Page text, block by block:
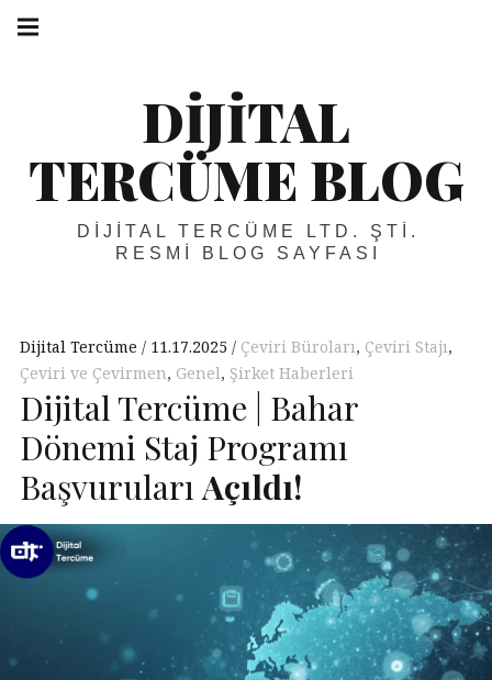
Skip
DIJITAL
TERCÜME BLOG
DIJITAL TERCÜME LTD. ŞTI.
RESMI BLOG SAYFASI
navigation
Dijital Tercüme 11.17.2025 Çeviri Büroları, Çeviri Stajı,
Çeviri ve Çevirmen, Genel, Şirket Haberleri
Dijital Tercüme | Bahar
Dönemi Staj Programı
Başvuruları Açıldı!